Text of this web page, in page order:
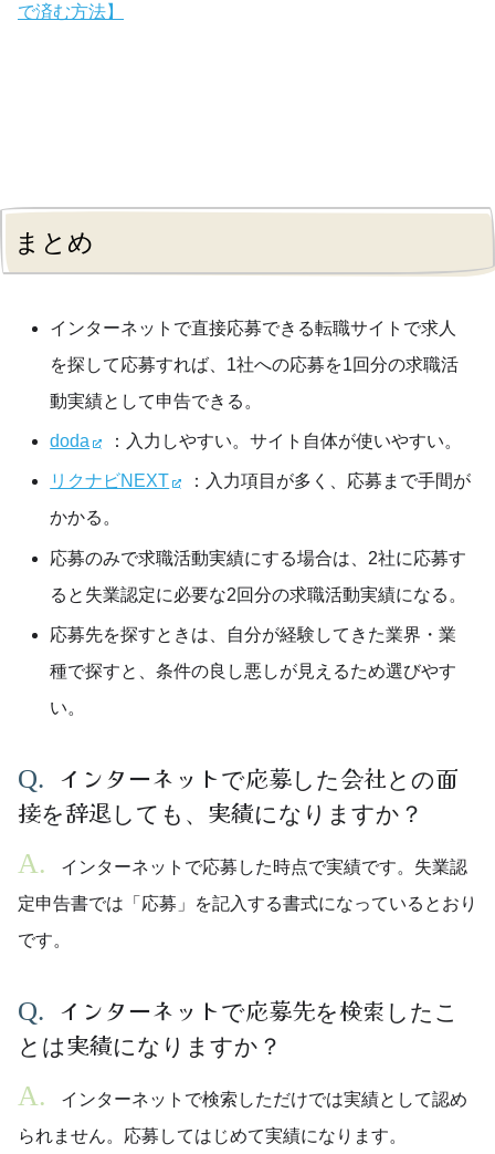
で済む方法】
まとめ
インターネットで直接応募できる転職サイトで求人
を探して応募すれば、1社への応募を1回分の求職活
動実績として申告できる。
doda ：入力しやすい。サイト自体が使いやすい。
リクナビNEXT
：入力項目が多く、応募まで手間が
かかる。
応募のみで求職活動実績にする場合は、2社に応募す
ると失業認定に必要な2回分の求職活動実績になる。
応募先を探すときは、自分が経験してきた業界・業
種で探すと、条件の良し悪しが見えるため選びやす
い。
インターネットで応募した会社との面
接を辞退しても、実績になりますか？
インターネットで応募した時点で実績です。失業認
定申告書では「応募」を記入する書式になっているとおり
です。
インターネットで応募先を検索したこ
とは実績になりますか？
インターネットで検索しただけでは実績として認め
られません。応募してはじめて実績になります。